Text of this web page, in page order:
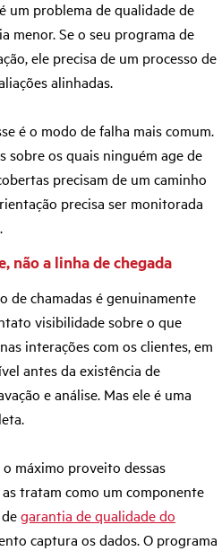
um problema de qualidade de
menor. Se o seu programa de
ele precisa de um processo de
alinhadas.
é o modo de falha mais comum.
sobre os quais ninguém age de
precisam de um caminho
precisa ser monitorada
não a linha de chegada
de chamadas é genuinamente
visibilidade sobre o que
interações com os clientes, em
antes da existência de
e análise. Mas ele é uma
máximo proveito dessas
tratam como um componente
garantia de qualidade do
captura os dados. O programa